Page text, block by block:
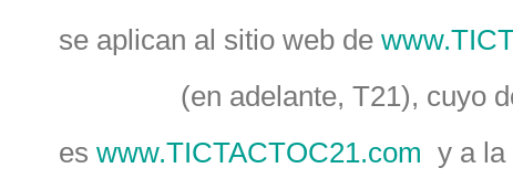
se aplican al sitio web de
(en adelante, T21), cuyo
es www.TICTACTOC21.com y a la